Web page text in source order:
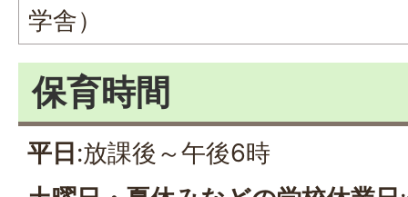
学舎）
保育時間
平日:放課後～午後6時